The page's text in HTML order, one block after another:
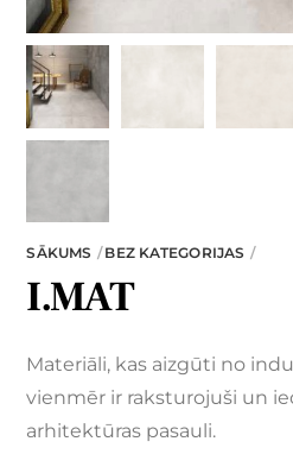
SĀKUMS BEZ KATEGORIJAS
I.MAT
Materiāli, kas aizgūti no
vienmēr ir raksturojuši un
arhitektūras pasauli.